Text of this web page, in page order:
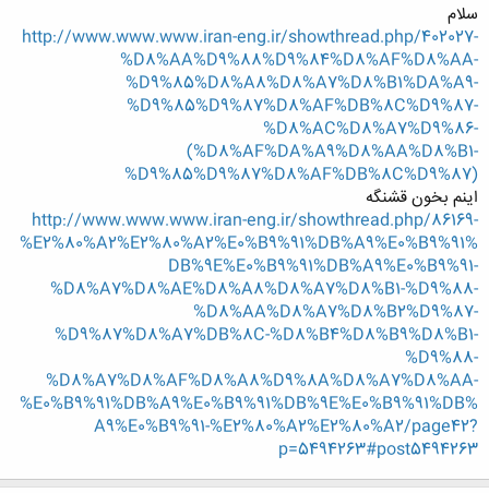
سلام
http://www.www.www.iran-eng.ir/showthread.php/402027-
%D8%AA%D9%88%D9%84%D8%AF%D8%AA-
%D9%85%D8%A8%D8%A7%D8%B1%DA%A9-
%D9%85%D9%87%D8%AF%DB%8C%D9%87-
%D8%AC%D8%A7%D9%86-
(%D8%AF%DA%A9%D8%AA%D8%B1-
%D9%85%D9%87%D8%AF%DB%8C%D9%87)
اینم بخون قشنگه
http://www.www.www.iran-eng.ir/showthread.php/86169-
%E2%80%A2%E2%80%A2%E0%B9%91%DB%A9%E0%B9%91%
DB%9E%E0%B9%91%DB%A9%E0%B9%91-
%D8%A7%D8%AE%D8%A8%D8%A7%D8%B1-%D9%88-
%D8%AA%D8%A7%D8%B2%D9%87-
%D9%87%D8%A7%DB%8C-%D8%B4%D8%B9%D8%B1-
%D9%88-
%D8%A7%D8%AF%D8%A8%D9%8A%D8%A7%D8%AA-
%E0%B9%91%DB%A9%E0%B9%91%DB%9E%E0%B9%91%DB%
A9%E0%B9%91-%E2%80%A2%E2%80%A2/page42?
p=5494263#post5494263